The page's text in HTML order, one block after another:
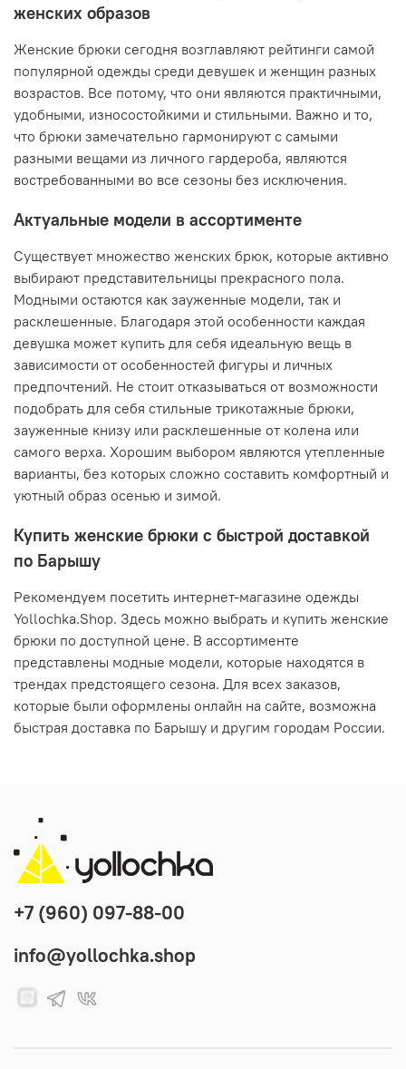
женских образов
Женские брюки сегодня возглавляют рейтинги самой
популярной одежды среди девушек и женщин разных
возрастов. Все потому, что они являются практичными,
удобными, износостойкими и стильными. Важно и то,
что брюки замечательно гармонируют с самыми
разными вещами из личного гардероба, являются
востребованными во все сезоны без исключения.
Актуальные модели в ассортименте
Существует множество женских брюк, которые активно
выбирают представительницы прекрасного пола.
Модными остаются как зауженные модели, так и
расклешенные. Благодаря этой особенности каждая
девушка может купить для себя идеальную вещь в
зависимости от особенностей фигуры и личных
предпочтений. Не стоит отказываться от возможности
подобрать для себя стильные трикотажные брюки,
зауженные книзу или расклешенные от колена или
самого верха. Хорошим выбором являются утепленные
варианты, без которых сложно составить комфортный и
уютный образ осенью и зимой.
Купить женские брюки с быстрой доставкой
по Барышу
Рекомендуем посетить интернет-магазине одежды
Yollochka.Shop. Здесь можно выбрать и купить женские
брюки по доступной цене. В ассортименте
представлены модные модели, которые находятся в
трендах предстоящего сезона. Для всех заказов,
которые были оформлены онлайн на сайте, возможна
быстрая доставка по Барышу и другим городам России.
+7 (960) 097-88-00
info@yollochka.shop